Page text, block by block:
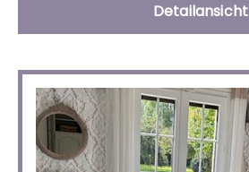
Detailansicht